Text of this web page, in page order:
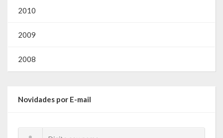
2010
2009
2008
Novidades por E-mail